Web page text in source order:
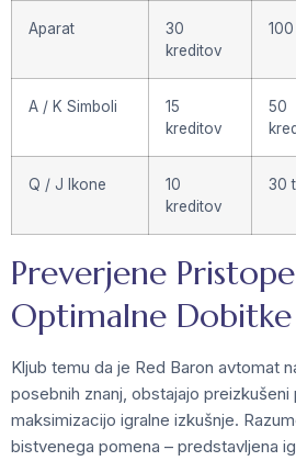
Aparat
30
kreditov
A / K Simboli
15
kreditov
50
Q / J Ikone
10
kreditov
30
Preverjene
Optimalne Dobitke
Kljub temu da je Red Baron avtomat
posebnih znanj, obstajajo preizkušeni
maksimizacijo igralne izkušnje.
bistvenega pomena – predstavljena